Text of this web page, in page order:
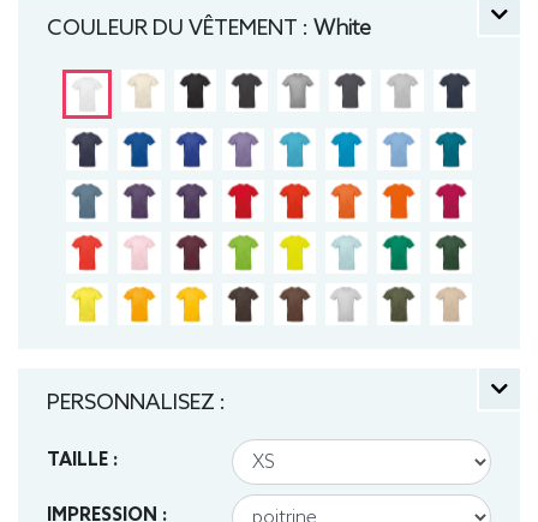
COULEUR DU VÊTEMENT : White
PERSONNALISEZ :
TAILLE :
IMPRESSION :